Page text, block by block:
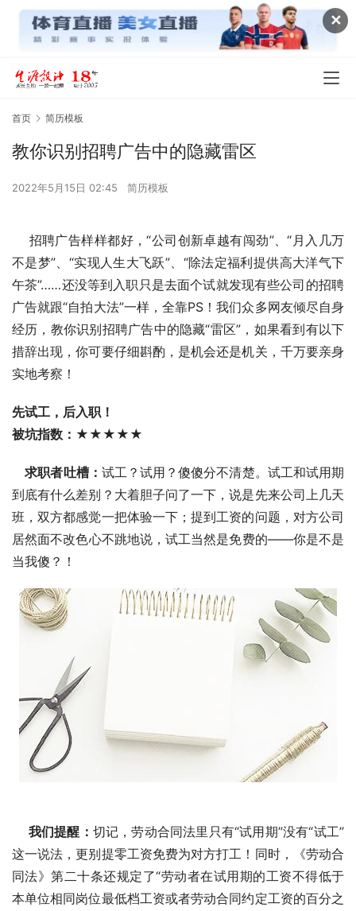
✕
首页 简历模板
教你识别招聘广告中的隐藏雷区
2022年5月15日 02:45 简历模板
招聘广告样样都好，“公司创新卓越有闯劲”、“月入几万
不是梦”、“实现人生大飞跃”、“除法定福利提供高大洋气下
午茶”……还没等到入职只是去面个试就发现有些公司的招聘
广告就跟“自拍大法”一样，全靠PS！我们众多网友倾尽自身
经历，教你识别招聘广告中的隐藏“雷区”，如果看到有以下
措辞出现，你可要仔细斟酌，是机会还是机关，千万要亲身
实地考察！
先试工，后入职！
被坑指数：★★★★★
求职者吐槽： 试工？试用？傻傻分不清楚。试工和试用期
到底有什么差别？大着胆子问了一下，说是先来公司上几天
班，双方都感觉一把体验一下；提到工资的问题，对方公司
居然面不改色心不跳地说，试工当然是免费的――你是不是
当我傻？！
我们提醒： 切记，劳动合同法里只有“试用期”没有“试工”
这一说法，更别提零工资免费为对方打工！同时，《劳动合
同法》第二十条还规定了“劳动者在试用期的工资不得低于
本单位相同岗位最低档工资或者劳动合同约定工资的百分之